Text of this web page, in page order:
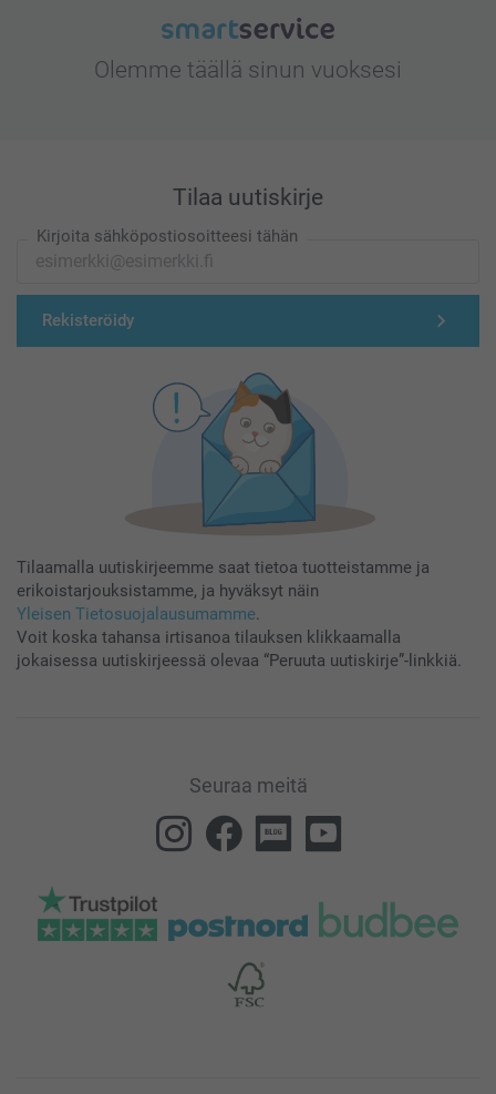
Olemme täällä sinun vuoksesi
Tilaa uutiskirje
Kirjoita sähköpostiosoitteesi tähän
Rekisteröidy
Tilaamalla uutiskirjeemme saat tietoa tuotteistamme ja
erikoistarjouksistamme, ja hyväksyt näin
Yleisen Tietosuojalausumamme.
Voit koska tahansa irtisanoa tilauksen klikkaamalla
jokaisessa uutiskirjeessä olevaa “Peruuta uutiskirje”-linkkiä.
Seuraa meitä